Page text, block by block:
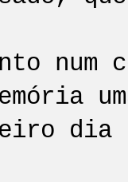
num
dia